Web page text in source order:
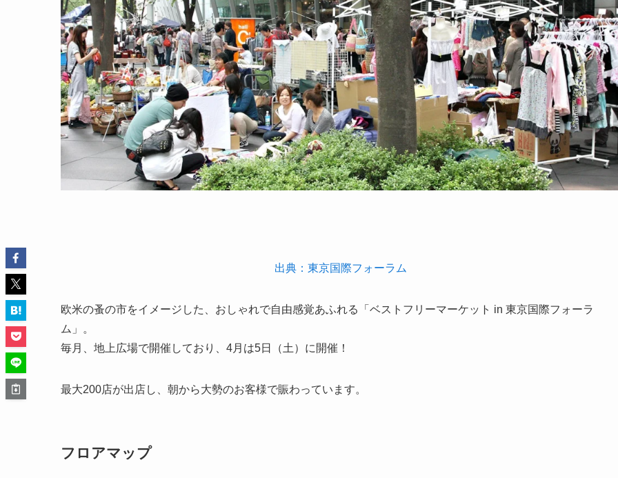
出典：東京国際フォーラム
欧米の蚤の市をイメージした、おしゃれで自由感覚あふれる「ベストフリーマーケット in 東京国際フォーラ
ム」。
毎月、地上広場で開催しており、4月は5日（土）に開催！
最大200店が出店し、朝から大勢のお客様で賑わっています。
フロアマップ